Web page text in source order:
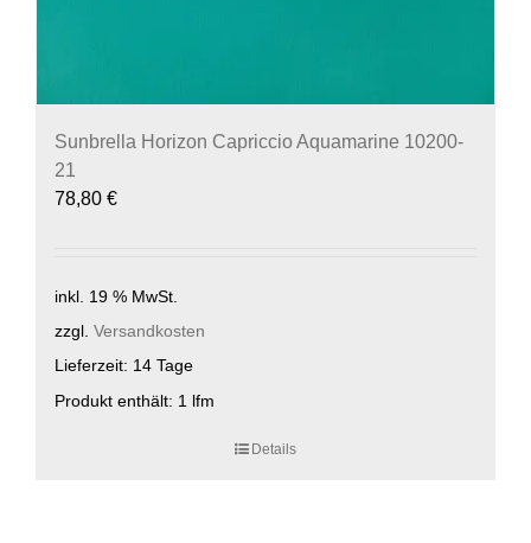
Sunbrella Horizon Capriccio Aquamarine 10200-
21
78,80 €
inkl. 19 % MwSt.
zzgl. Versandkosten
Lieferzeit: 14 Tage
Produkt enthält: 1 lfm
Details